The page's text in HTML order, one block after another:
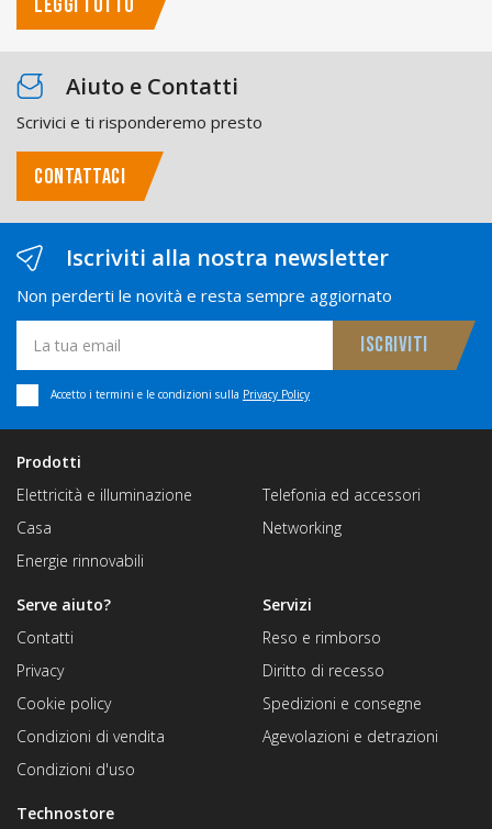
LEGGI TUTTO
Aiuto e Contatti
Scrivici e ti risponderemo presto
CONTATTACI
Iscriviti alla nostra newsletter
Non perderti le novità e resta sempre aggiornato
Accetto i termini e le condizioni sulla Privacy Policy
Prodotti
Elettricità e illuminazione
Casa
Energie rinnovabili
Telefonia ed accessori
Networking
Technostore
Servizi
Reso e rimborso
Diritto di recesso
Spedizioni e consegne
Agevolazioni e detrazioni
Serve aiuto?
Contatti
Privacy
Cookie policy
Condizioni di vendita
Condizioni d'uso